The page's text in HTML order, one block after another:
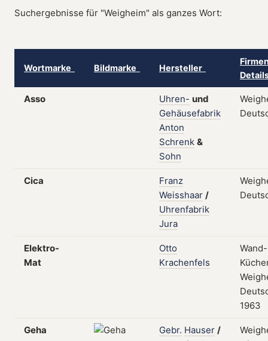
Suchergebnisse für "Weigheim" als ganzes Wort:
Wortmarke Bildmarke Hersteller
Asso Uhren- und
Gehäusefabrik
Anton
Schrenk &
Sohn
Cica
Franz
Weisshaar /
Uhrenfabrik
Jura
Elektro-
Mat
Otto
Krachenfels
1963
Geha Gebr. Hauser /